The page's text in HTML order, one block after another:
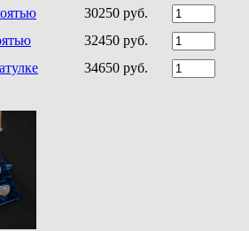
30250 руб.
32450 руб.
34650 руб.